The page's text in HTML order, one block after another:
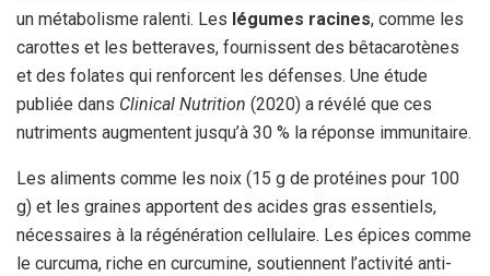
un métabolisme ralenti. Les légumes racines, comme les
carottes et les betteraves, fournissent des bêtacarotènes
et des folates qui renforcent les défenses. Une étude
publiée dans Clinical Nutrition (2020) a révélé que ces
nutriments augmentent jusqu’à 30 % la réponse immunitaire.
Les aliments comme les noix (15 g de protéines pour 100
g) et les graines apportent des acides gras essentiels,
nécessaires à la régénération cellulaire. Les épices comme
le curcuma, riche en curcumine, soutiennent l’activité anti-